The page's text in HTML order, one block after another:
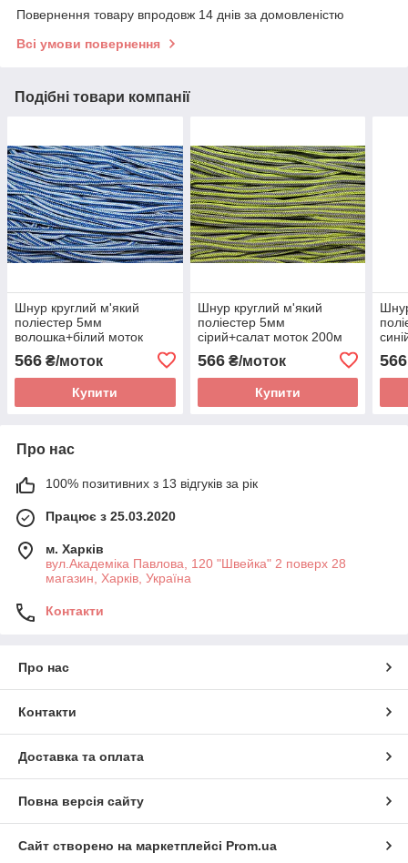
Повернення товару впродовж 14 днів за домовленістю
Всі умови повернення
Подібні товари компанії
Шнур круглий м'який
поліестер 5мм
волошка+білий моток
566 ₴/моток
Купити
Шнур круглий м'який
поліестер 5мм
сірий+салат моток 200м
566₴/моток
Купити
566
Про нас
100% позитивних з 13 відгуків за рік
Працює з 25.03.2020
м. Харків
вул.Академіка Павлова, 120 "Швейка" 2 поверх 28
магазин, Харків, Україна
Контакти
Про нас
Контакти
Доставка та оплата
Повна версія сайту
Сайт створено на маркетплейсі Prom.ua